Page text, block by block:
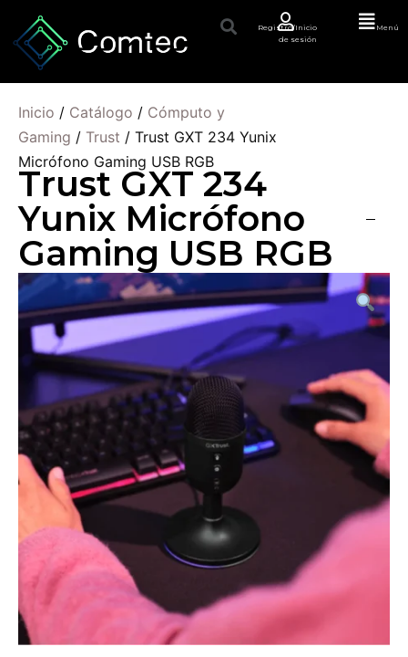
Registro/Inicio
de sesión
Menú
Inicio / Catálogo / Cómputo y
Gaming / Trust / Trust GXT 234 Yunix
Micrófono Gaming USB RGB
Trust GXT 234
Yunix Micrófono
Gaming USB RGB